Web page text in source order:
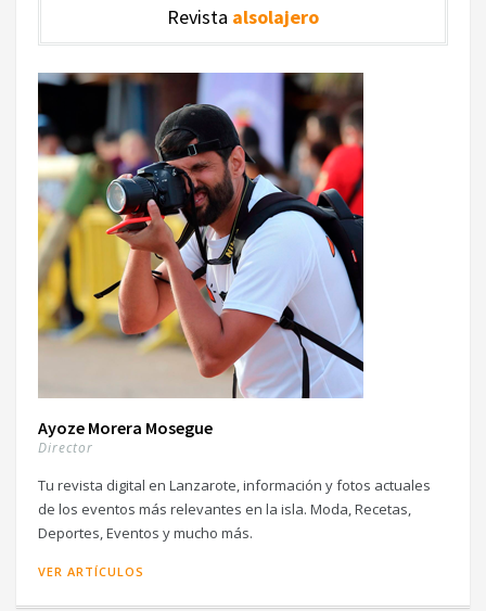
Revista alsolajero
Ayoze Morera Mosegue
Director
Tu revista digital en Lanzarote, información y fotos actuales
de los eventos más relevantes en la isla. Moda, Recetas,
Deportes, Eventos y mucho más.
VER ARTÍCULOS